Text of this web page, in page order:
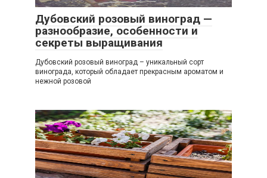
Дубовский розовый виноград —
разнообразие, особенности и
секреты выращивания
Дубовский розовый виноград – уникальный сорт
винограда, который обладает прекрасным ароматом и
нежной розовой